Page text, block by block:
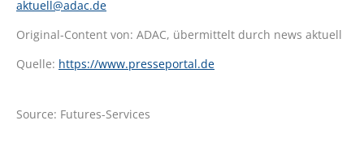
aktuell@adac.de
Original-Content von: ADAC, übermittelt durch news aktuell
Quelle: https://www.presseportal.de
Source: Futures-Services